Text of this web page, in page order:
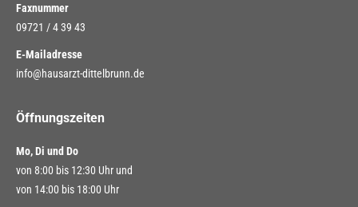
Faxnummer
09721 / 4 39 43
E-Mailadresse
info@hausarzt-dittelbrunn.de
Öffnungszeiten
Mo, Di und Do
von 8:00 bis 12:30 Uhr und
von 14:00 bis 18:00 Uhr